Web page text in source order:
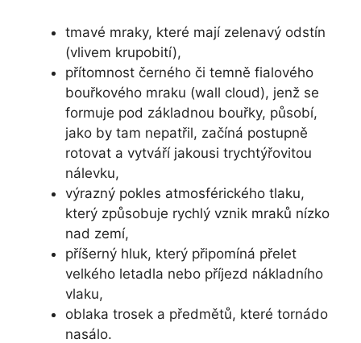
tmavé mraky, které mají zelenavý odstín
(vlivem krupobití),
přítomnost černého či temně fialového
bouřkového mraku (wall cloud), jenž se
formuje pod základnou bouřky, působí,
jako by tam nepatřil, začíná postupně
rotovat a vytváří jakousi trychtýřovitou
nálevku,
výrazný pokles atmosférického tlaku,
který způsobuje rychlý vznik mraků nízko
nad zemí,
příšerný hluk, který připomíná přelet
velkého letadla nebo příjezd nákladního
vlaku,
oblaka trosek a předmětů, které tornádo
nasálo.